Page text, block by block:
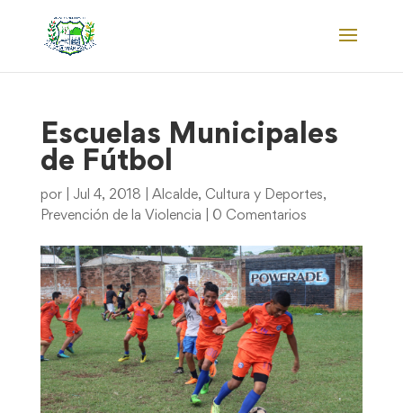
Escuelas Municipales
de Fútbol
por Jul 4, 2018 Alcalde, Cultura y Deportes,
Prevención de la Violencia
0 Comentarios